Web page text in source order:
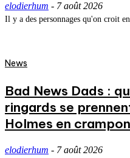
elodierhum - 7 août 2026
Il y a des personnages qu'on croit
News
Bad News Dads :
ringards se
Holmes en
elodierhum - 7 août 2026